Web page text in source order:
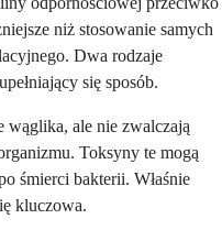
niż stosowanie samych
Dwa rodzaje
się sposób.
wąglika, ale nie zwalczają
Toksyny te mogą
śmierci bakterii. Właśnie
kluczowa.